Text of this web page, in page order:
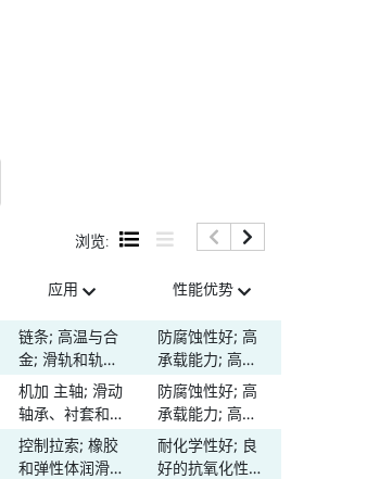
浏览:
应用 性能优势
链条; 高温与合
金; 滑轨和轨道;
螺纹连接 紧固
件
防腐蚀性好; 高
承载能力; 高温
性能; 温度范围
宽
机加 主轴; 滑动
轴承、衬套和套
筒; 滑轨和轨道;
弹簧 卡簧
防腐蚀性好; 高
承载能力; 高温
性能; 低温性能;
温度范围宽
控制拉索; 橡胶
和弹性体润滑;
耐化学性好; 良
好的抗氧化性;